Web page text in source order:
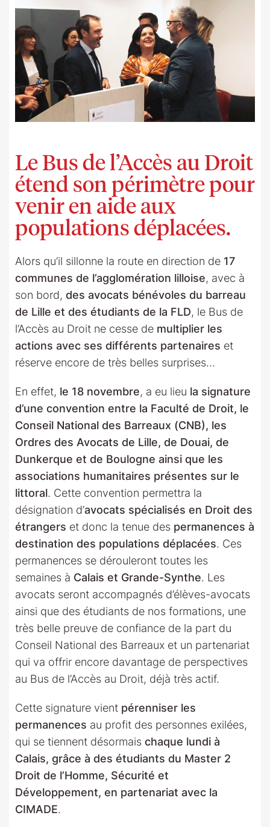
Le Bus de l’Accès au Droit
étend son périmètre pour
venir en aide aux
populations déplacées.
Alors qu’il sillonne la route en direction de 17
communes de l’agglomération lilloise, avec à
son bord, des avocats bénévoles du barreau
de Lille et des étudiants de la FLD, le Bus de
l’Accès au Droit ne cesse de multiplier les
actions avec ses différents partenaires et
réserve encore de très belles surprises…
En effet, le 18 novembre, a eu lieu la signature
d’une convention entre la Faculté de Droit, le
Conseil National des Barreaux (CNB), les
Ordres des Avocats de Lille, de Douai, de
Dunkerque et de Boulogne ainsi que les
associations humanitaires présentes sur le
littoral. Cette convention permettra la
désignation d’avocats spécialisés en Droit des
étrangers et donc la tenue des permanences à
destination des populations déplacées. Ces
permanences se dérouleront toutes les
semaines à Calais et Grande-Synthe. Les
avocats seront accompagnés d’élèves-avocats
ainsi que des étudiants de nos formations, une
très belle preuve de confiance de la part du
Conseil National des Barreaux et un partenariat
qui va offrir encore davantage de perspectives
au Bus de l’Accès au Droit, déjà très actif.
Cette signature vient pérenniser les
permanences au profit des personnes exilées,
qui se tiennent désormais chaque lundi à
Calais, grâce à des étudiants du Master 2
Droit de l’Homme, Sécurité et
Développement, en partenariat avec la
CIMADE.